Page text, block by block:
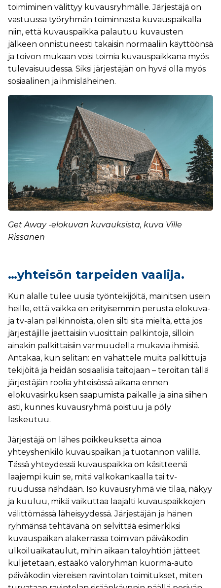
toimiminen välittyy kuvausryhmälle. Järjestäjä on
vastuussa työryhmän toiminnasta kuvauspaikalla
niin, että kuvauspaikka palautuu kuvausten
jälkeen onnistuneesti takaisin normaaliin käyttöönsä
ja toivon mukaan voisi toimia kuvauspaikkana myös
tulevaisuudessa. Siksi järjestäjän on hyvä olla myös
sosiaalinen ja ihmisläheinen.
Get Away -elokuvan kuvauksista, kuva Ville
Rissanen
…yhteisön tarpeiden vaalija.
Kun alalle tulee uusia työntekijöitä, mainitsen usein
heille, että vaikka en erityisemmin perusta elokuva-
ja tv-alan palkinnoista, olen silti sitä mieltä, että jos
järjestäjille jaettaisiin vuosittain palkintoja, silloin
ainakin palkittaisiin varmuudella mukavia ihmisiä.
Antakaa, kun selitän: en vähättele muita palkittuja
tekijöitä ja heidän sosiaalisia taitojaan – teroitan tällä
järjestäjän roolia yhteisössä aikana ennen
elokuvasirkuksen saapumista paikalle ja aina siihen
asti, kunnes kuvausryhmä poistuu ja pöly
laskeutuu.
Järjestäjä on lähes poikkeuksetta ainoa
yhteyshenkilö kuvauspaikan ja tuotannon välillä.
Tässä yhteydessä kuvauspaikka on käsitteenä
laajempi kuin se, mitä valkokankaalla tai tv-
ruudussa nähdään. Iso kuvausryhmä vie tilaa, näkyy
ja kuuluu, mikä vaikuttaa laajalti kuvauspaikkojen
välittömässä läheisyydessä. Järjestäjän ja hänen
ryhmänsä tehtävänä on selvittää esimerkiksi
kuvauspaikan alakerrassa toimivan päiväkodin
ulkoiluaikataulut, mihin aikaan taloyhtiön jätteet
kuljetetaan, estääkö valoryhmän kuorma-auto
päiväkodin viereisen ravintolan toimitukset, miten